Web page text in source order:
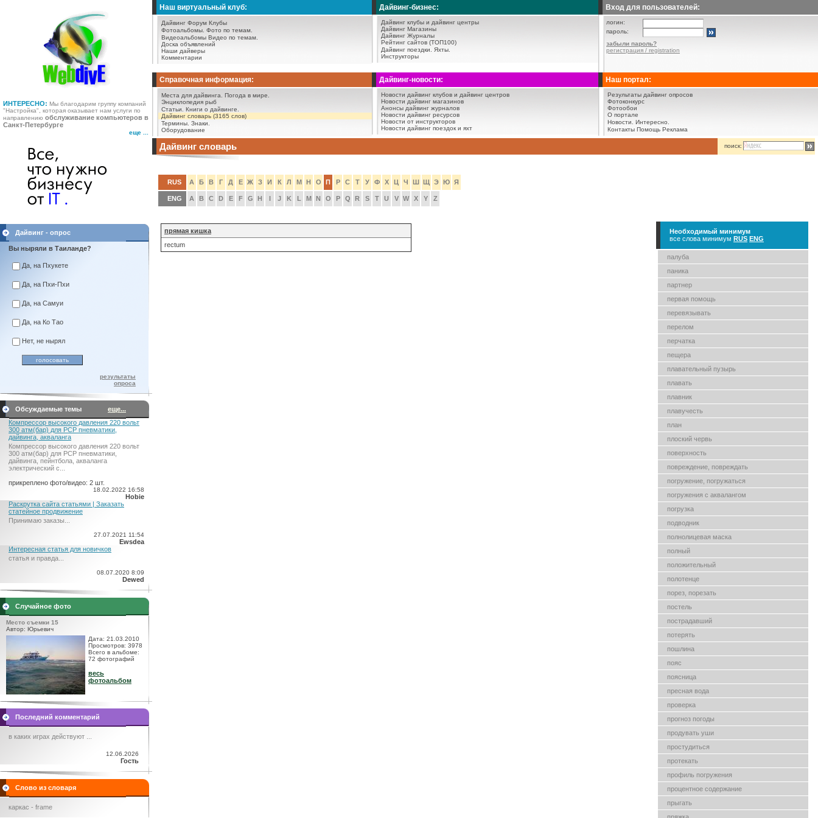
ИНТЕРЕСНО: Мы благодарим группу компаний
"Настройка", которая оказывает нам услуги по
направлению обслуживание компьютеров в
Санкт-Петербурге
еще ...
Наш виртуальный клуб:
Дайвинг Форум Клубы
Фотоальбомы. Фото по темам.
Видеоальбомы Видео по темам.
Доска объявлений
Наши дайверы
Комментарии
Дайвинг-бизнес:
Дайвинг клубы и дайвинг центры
Дайвинг Магазины
Дайвинг Журналы
Рейтинг сайтов (ТОП100)
Дайвинг поездки.
Яхты.
Инструкторы
Вход для пользователей:
логин:
пароль:
забыли пароль?
регистрация / registration
Справочная информация:
Места для дайвинга.
Погода в мире.
Энциклопедия рыб
Статьи.
Книги о дайвинге.
Дайвинг словарь (3165 слов)
Термины. Знаки.
Оборудование
Дайвинг-новости:
Новости дайвинг клубов и дайвинг центров
Новости дайвинг магазинов
Анонсы дайвинг журналов
Новости дайвинг ресурсов
Новости от инструкторов
Новости дайвинг поездок и яхт
Наш портал:
Результаты дайвинг опросов
Фотоконкурс
Фотообои
О портале
Новости.
Интересно.
Контакты Помощь Реклама
Дайвинг - опрос
Вы ныряли в Таиланде?
Да, на Пхукете
Да, на Пхи-Пхи
Да, на Самуи
Да, на Ко Тао
Нет, не нырял
результаты
опроса
Обсуждаемые темы
еще...
Компрессор высокого давления 220 вольт
300 атм(бар) для PCP пневматики,
дайвинга, акваланга
Компрессор высокого давления 220 вольт
300 атм(бар) для PCP пневматики,
дайвинга, пейнтбола, акваланга
электрический c...
прикреплено фото/видео: 2 шт.
18.02.2022 16:58
Hobie
Раскрутка сайта статьями | Заказать
статейное продвижение
Принимаю заказы...
27.07.2021 11:54
Ewsdea
Интересная статья для новичков
статья и правда...
08.07.2020 8:09
Dewed
Случайное фото
Место съемки 15
Автор: Юрьевич
Дата: 21.03.2010
Просмотров: 3978
Всего в альбоме:
72 фотографий
весь
фотоальбом
Последний комментарий
в каких играх действуют ...
12.06.2026
Гость
Слово из словаря
каркас - frame
Дайвинг словарь поиск:
RUS А Б В Г Д Е Ж З И К Л М Н О П Р С Т У Ф Х Ц Ч Ш Щ Э Ю Я
ENG A B C D E F G H I J K L M N O P Q R S T U V W X Y Z
прямая кишка
rectum
Необходимый минимум
все слова минимум RUS ENG
палуба
паника
партнер
первая помощь
перевязывать
перелом
перчатка
пещера
плавательный пузырь
плавать
плавник
плавучесть
план
плоский червь
поверхность
повреждение, повреждать
погружение, погружаться
погружения с аквалангом
погрузка
подводник
полнолицевая маска
полный
положительный
полотенце
порез, порезать
постель
пострадавший
потерять
пошлина
пояс
поясница
пресная вода
проверка
прогноз погоды
продувать уши
простудиться
протекать
профиль погружения
процентное содержание
прыгать